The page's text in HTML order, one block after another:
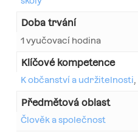
Doba trvání
1 vyučovací hodina
Klíčové kompetence
K občanství a udržitelnosti,
Předmětová oblast
Člověk a společnost